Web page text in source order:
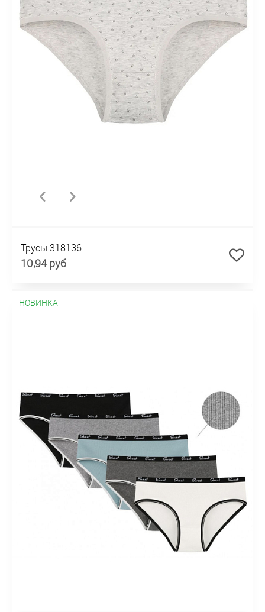
Трусы 318136
10,94 руб
НОВИНКА